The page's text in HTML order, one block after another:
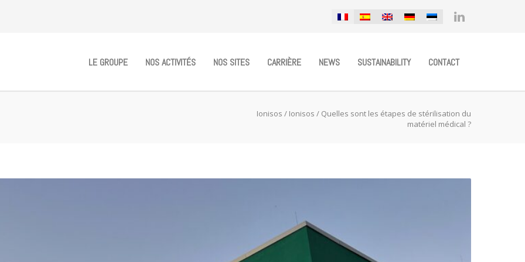
LE GROUPE NOS ACTIVITÉS NOS SITES CARRIÈRE NEWS SUSTAINABILITY CONTACT
Ionisos / Ionisos / Quelles sont les étapes de stérilisation du
matériel médical ?